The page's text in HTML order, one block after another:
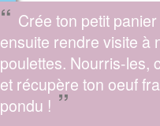
“ Crée ton petit
ensuite rendre visite à
poulettes. Nourris-les,
et récupère ton oeuf
pondu ! ”